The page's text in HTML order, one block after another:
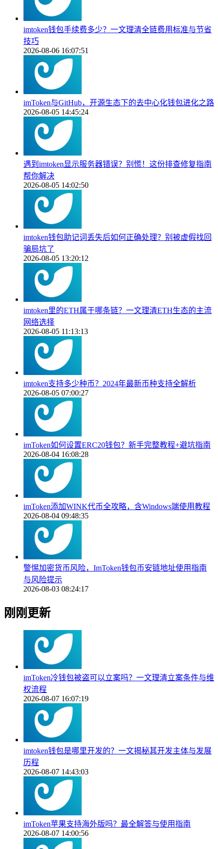
imtoken钱包手续费多少？一文理清全链费用标准与节省
技巧
2026-08-06 16:07:51
imToken与GitHub，开源生态下的去中心化钱包进化之路
2026-08-05 14:45:24
遇到imtoken显示服务器错误？别慌！这份排查修复指南
帮你解决
2026-08-05 14:02:50
imtoken钱包助记词丢失后如何正确处理？别被虚假找回
骗局坑了
2026-08-05 13:20:12
imtoken里的ETH属于哪条链？一文理清ETH生态的主流
网络选择
2026-08-05 11:13:13
imtoken支持多少种币？2024年最新币种支持全解析
2026-08-05 07:00:27
imToken如何设置ERC20钱包？新手完整教程+避坑指南
2026-08-04 16:08:28
imToken添加WINK代币全攻略，含Windows端使用教程
2026-08-04 09:48:35
警惕加密货币风险，ImToken钱包币安链地址使用指南
与风险提示
2026-08-03 08:24:17
刚刚更新
imToken冷钱包被盗可以立案吗？一文理清立案条件与维
权流程
2026-08-07 16:07:19
imtoken钱包是哪里开发的？一文揭秘其开发主体与发展
历程
2026-08-07 14:43:03
imToken苹果支持海外版吗？最全解答与使用指南
2026-08-07 14:00:56